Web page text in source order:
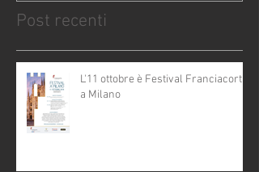
Post recenti
L'11 ottobre è Festival Franciacorta
a Milano